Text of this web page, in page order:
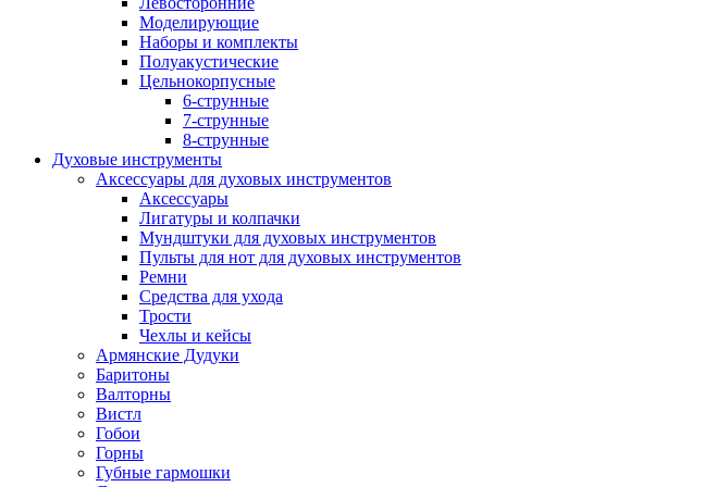
Моделирующие
Наборы и комплекты
Полуакустические
Цельнокорпусные
6-струнные
7-струнные
8-струнные
Духовые инструменты
Аксессуары для духовых инструментов
Аксессуары
Лигатуры и колпачки
Мундштуки для духовых инструментов
Пульты для нот для духовых инструментов
Ремни
Средства для ухода
Трости
Чехлы и кейсы
Армянские Дудуки
Баритоны
Валторны
Вистл
Гобои
Горны
Губные гармошки